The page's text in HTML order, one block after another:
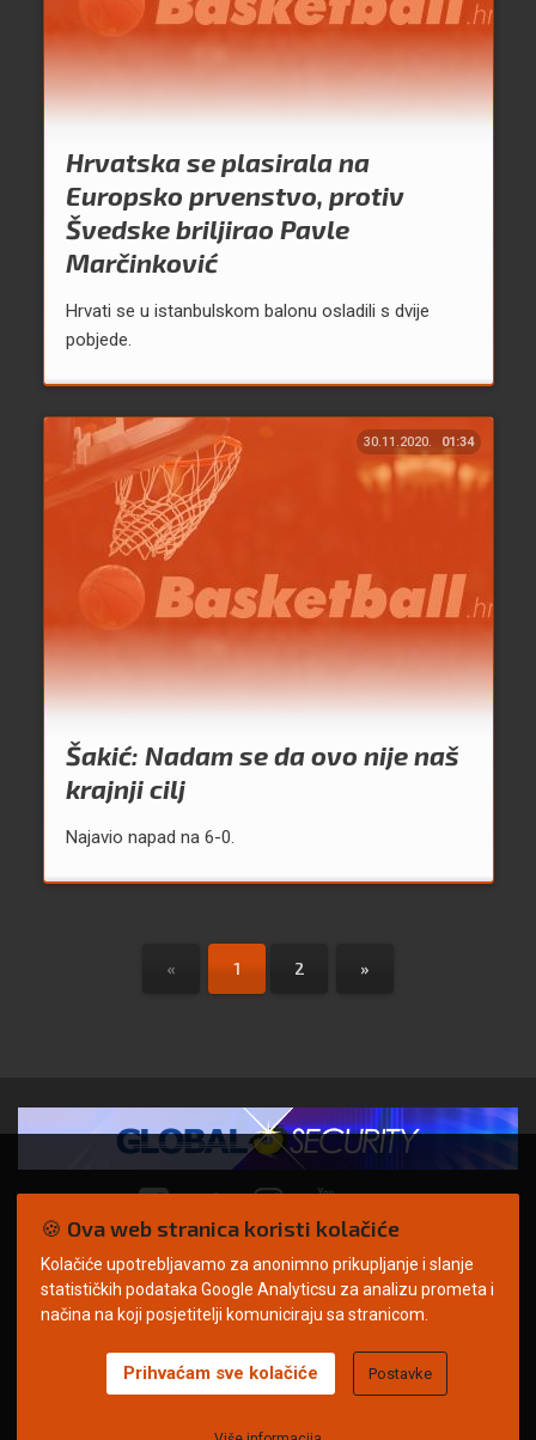
Hrvatska se plasirala na
Europsko prvenstvo, protiv
Švedske briljirao Pavle
Marčinković
Hrvati se u istanbulskom balonu osladili s dvije
pobjede.
30.11.2020. 01:34
Šakić: Nadam se da ovo nije naš
krajnji cilj
Najavio napad na 6-0.
« 1 2 »
© Copyright 2026. | ARILEO
Uvjeti korištenja Politika privatnosti
Impressum
🍪 Ova web stranica koristi kolačiće
Kolačiće upotrebljavamo za anonimno prikupljanje i slanje
statističkih podataka Google Analyticsu za analizu prometa i
načina na koji posjetitelji komuniciraju sa stranicom.
Prihvaćam sve kolačiće Postavke